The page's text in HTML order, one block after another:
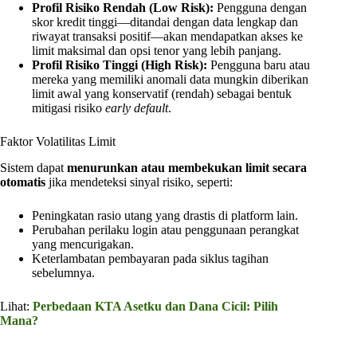
Profil Risiko Rendah (Low Risk): Pengguna dengan
skor kredit tinggi—ditandai dengan data lengkap dan
riwayat transaksi positif—akan mendapatkan akses ke
limit maksimal dan opsi tenor yang lebih panjang.
Profil Risiko Tinggi (High Risk): Pengguna baru atau
mereka yang memiliki anomali data mungkin diberikan
limit awal yang konservatif (rendah) sebagai bentuk
mitigasi risiko early default.
Faktor Volatilitas Limit
Sistem dapat menurunkan atau membekukan limit secara
otomatis jika mendeteksi sinyal risiko, seperti:
Peningkatan rasio utang yang drastis di platform lain.
Perubahan perilaku login atau penggunaan perangkat
yang mencurigakan.
Keterlambatan pembayaran pada siklus tagihan
sebelumnya.
Lihat: Perbedaan KTA Asetku dan Dana Cicil: Pilih
Mana?